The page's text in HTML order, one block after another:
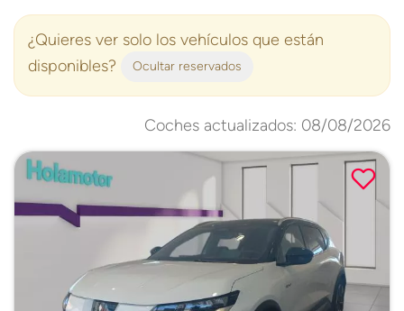
¿Quieres ver solo los vehículos que están
disponibles?
Ocultar reservados
Coches actualizados: 08/08/2026